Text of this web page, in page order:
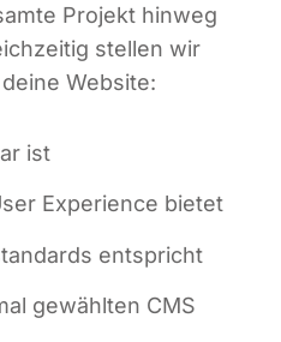
Pro­jekt hin­weg
stel­len wir
Website:
ist
Expe­ri­ence bietet
entspricht
gewähl­ten CMS